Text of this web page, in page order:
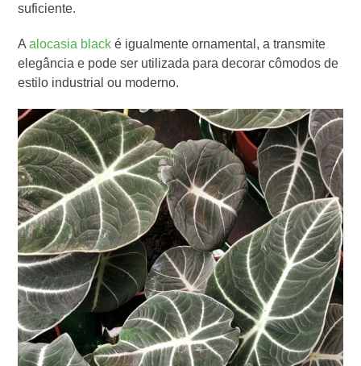
suficiente.
Aalocasia black é igualmente ornamental, a transmite
elegância e pode ser utilizada para decorar cômodos de
estilo industrial ou moderno.